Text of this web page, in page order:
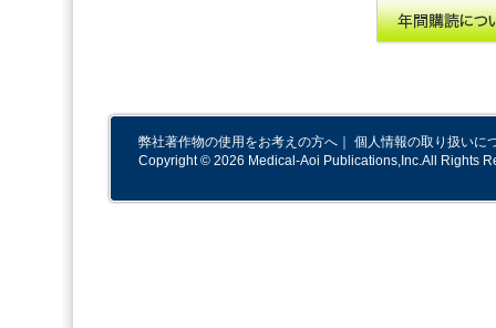
弊社著作物の使用をお考えの方へ ｜ 個人情報の取り扱いに
Copyright © 2026 Medical-Aoi Publications,Inc.All Rights